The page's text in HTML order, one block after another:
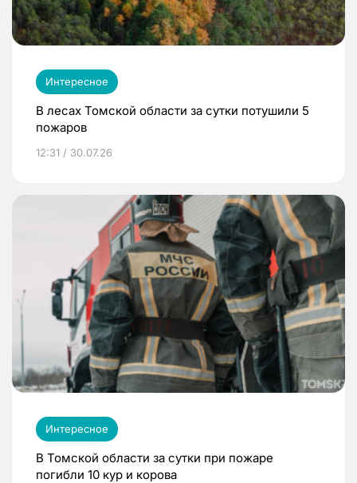
Интересное
В лесах Томской области за сутки потушили 5
пожаров
12:31 / 30.07.26
Интересное
В Томской области за сутки при пожаре
погибли 10 кур и корова